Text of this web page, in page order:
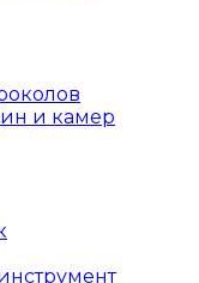
и камер